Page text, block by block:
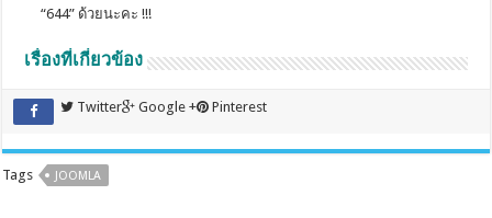
“644” ด้วยนะคะ !!!
เรื่องที่เกี่ยวข้อง
Twitter Google + Pinterest
Tags JOOMLA